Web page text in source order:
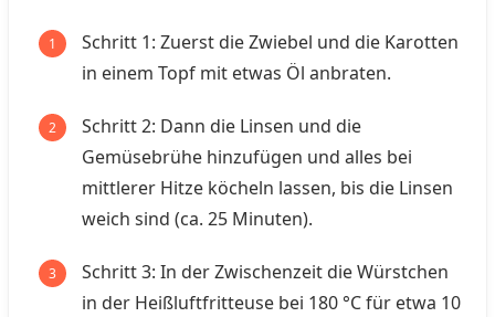
Schritt 1: Zuerst die Zwiebel und die Karotten
in einem Topf mit etwas Öl anbraten.
Schritt 2: Dann die Linsen und die
Gemüsebrühe hinzufügen und alles bei
mittlerer Hitze köcheln lassen, bis die Linsen
weich sind (ca. 25 Minuten).
Schritt 3: In der Zwischenzeit die Würstchen
in der Heißluftfritteuse bei 180 °C für etwa 10